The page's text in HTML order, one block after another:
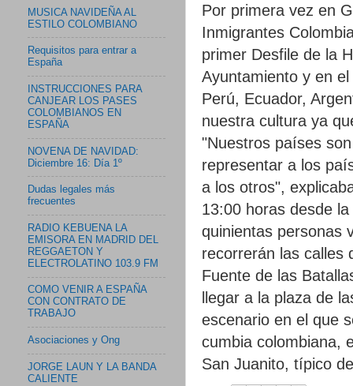
Por primera vez en
Inmigrantes
primer Desfile de la
Ayuntamiento y en
Perú, Ecuador,
nuestra cultura ya
"Nuestros países
representar a los
a los otros",
13:00 horas desde
quinientas personas
recorrerán las calles
Fuente de las
llegar a la plaza de
escenario en el que
cumbia colombiana,
San Juanito, típico
MUSICA NAVIDEÑA AL
ESTILO COLOMBIANO
Requisitos para entrar a
España
INSTRUCCIONES PARA
CANJEAR LOS PASES
COLOMBIANOS EN
ESPAÑA
NOVENA DE NAVIDAD:
Diciembre 16: Día 1º
Dudas legales más
frecuentes
RADIO KEBUENA LA
EMISORA EN MADRID DEL
REGGAETON Y
ELECTROLATINO 103.9 FM
COMO VENIR A ESPAÑA
CON CONTRATO DE
TRABAJO
Asociaciones y Ong
JORGE LAUN Y LA BANDA
CALIENTE